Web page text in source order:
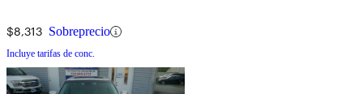
$8,313 Sobreprecio
Incluye tarifas de conc.